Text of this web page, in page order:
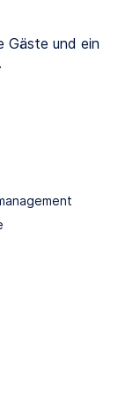
Gäste und ein